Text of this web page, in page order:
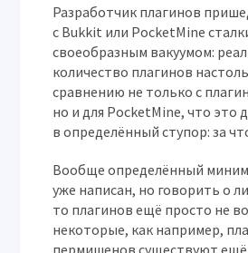
Разработчик плагинов
с Bukkit или PocketMine
своеобразным вакуумом:
количество плагинов
сравнению не только с
но и для PocketMine, что это
в определённый ступор: за
Вообще определённый
уже написан, но говорить о
то плагинов ещё просто не
некоторые, как например,
пермишенов существуют